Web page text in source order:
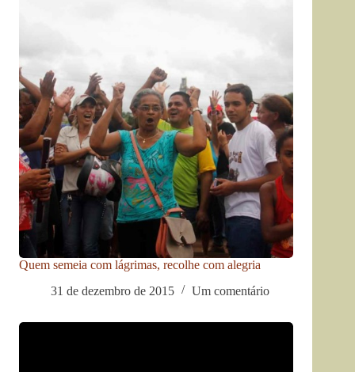
Quem semeia com lágrimas, recolhe com alegria
31 de dezembro de 2015
Um comentário